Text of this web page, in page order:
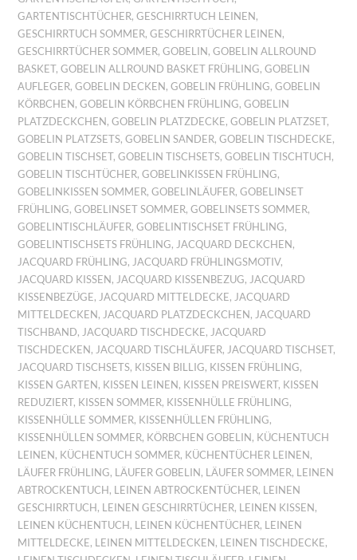
GARTENTISCHTÜCHER,GESCHIRRTUCH LEINEN ,
GESCHIRRTUCH SOMMER,GESCHIRRTÜCHER LEINEN ,
GESCHIRRTÜCHER SOMMER,GOBELIN ,GOBELIN ALLROUND
BASKET,GOBELIN ALLROUND BASKET FRÜHLING,GOBELIN
AUFLEGER,GOBELIN DECKEN ,GOBELIN FRÜHLING,GOBELIN
KÖRBCHEN ,GOBELIN KÖRBCHEN FRÜHLING,GOBELIN
PLATZDECKCHEN ,GOBELIN PLATZDECKE,GOBELIN PLATZSET,
GOBELIN PLATZSETS,GOBELIN SANDER,GOBELIN TISCHDECKE,
GOBELIN TISCHSET,GOBELIN TISCHSETS,GOBELIN TISCHTUCH ,
GOBELIN TISCHTÜCHER,GOBELINKISSEN FRÜHLING,
GOBELINKISSEN SOMMER,GOBELINLÄUFER,GOBELINSET
FRÜHLING,GOBELINSET SOMMER,GOBELINSETS SOMMER,
GOBELINTISCHLÄUFER,GOBELINTISCHSET FRÜHLING,
GOBELINTISCHSETS FRÜHLING, JACQUARD DECKCHEN ,
JACQUARD FRÜHLING, JACQUARD FRÜHLINGSMOTIV,
JACQUARD KISSEN , JACQUARD KISSENBEZUG, JACQUARD
KISSENBEZÜGE, JACQUARD MITTELDECKE, JACQUARD
MITTELDECKEN , JACQUARD PLATZDECKCHEN , JACQUARD
TISCHBAND, JACQUARD TISCHDECKE, JACQUARD
TISCHDECKEN , JACQUARD TISCHLÄUFER, JACQUARD TISCHSET,
JACQUARD TISCHSETS, KISSEN BILLIG, KISSEN FRÜHLING,
KISSEN GARTEN , KISSEN LEINEN , KISSEN PREISWERT, KISSEN
REDUZIERT, KISSEN SOMMER, KISSENHÜLLE FRÜHLING,
KISSENHÜLLE SOMMER, KISSENHÜLLEN FRÜHLING,
KISSENHÜLLEN SOMMER, KÖRBCHEN GOBELIN , KÜCHENTUCH
LEINEN , KÜCHENTUCH SOMMER, KÜCHENTÜCHER LEINEN ,
LÄUFER FRÜHLING, LÄUFER GOBELIN , LÄUFER SOMMER,
LEINEN
ABTROCKENTUCH , LEINEN ABTROCKENTÜCHER,
LEINEN
GESCHIRRTUCH , LEINEN GESCHIRRTÜCHER, LEINEN KISSEN ,
LEINEN KÜCHENTUCH , LEINEN KÜCHENTÜCHER,
LEINEN
MITTELDECKE, LEINEN MITTELDECKEN , LEINEN TISCHDECKE,